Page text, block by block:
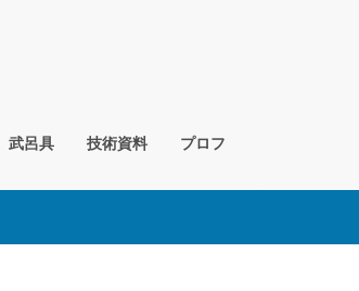
武呂具 技術資料 プロフ